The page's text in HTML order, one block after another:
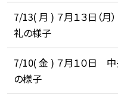
7/13( 月 ) ７月１３日（
礼の様子
7/10( 金 ) ７月１０日
の様子